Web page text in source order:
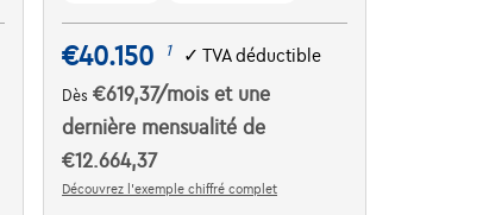
€40.150 1 ✓TVA déductible
Dès€619,37/moiset une
dernière mensualité de
€12.664,37
Découvrez l’exemple chiffré complet